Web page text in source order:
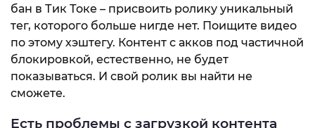
бан в Тик Токе – присвоить ролику уникальный
тег, которого больше нигде нет. Поищите видео
по этому хэштегу. Контент с акков под частичной
блокировкой, естественно, не будет
показываться. И свой ролик вы найти не
сможете.
Есть проблемы с загрузкой контента